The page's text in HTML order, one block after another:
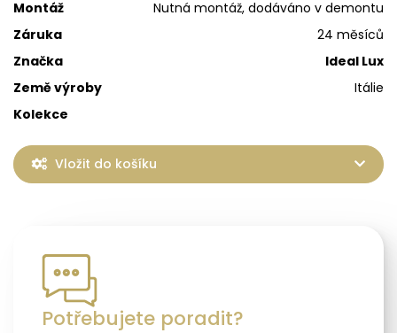
Montáž
Nutná montáž, dodáváno v demontu
Záruka
24 měsíců
Značka
Ideal Lux
Země výroby
Itálie
Kolekce
Vložit do košíku
Potřebujete poradit?